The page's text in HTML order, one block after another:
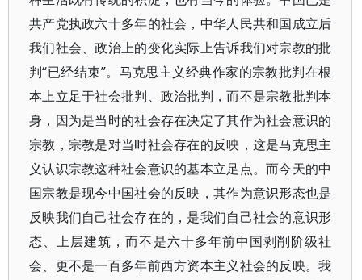
共产党执政六十多年的社会，中华人民共和国成立后
我们社会、政治上的变化实际上告诉我们对宗教的批
判“已经结束”。马克思主义经典作家的宗教批判在根
本上立足于社会批判、政治批判，而不是宗教批判本
身，因为是当时的社会存在决定了其作为社会意识的
宗教，宗教是对当时社会存在的反映，这是马克思主
义认识宗教这种社会意识的基本立足点。而今天的中
国宗教是现今中国社会的反映，其作为意识形态也是
反映我们自己社会存在的，是我们自己社会的意识形
态、上层建筑，而不是六十多年前中国剥削阶级社
会、更不是一百多年前西方资本主义社会的反映。我